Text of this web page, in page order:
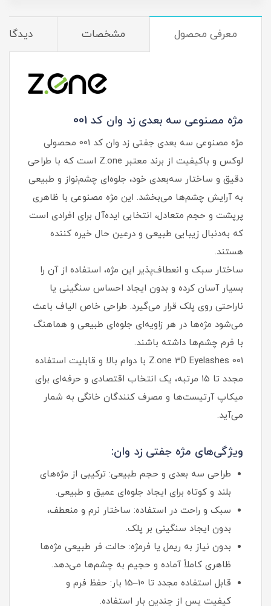
معرفی محصول مشخصات
مژه مصنوعی سه‌ بعدی زد وان کد 001
مژه مصنوعی سه‌ بعدی جفتی زد وان کد 001 محصولی
لوکس و باکیفیت از برند معتبر Z.one است که با طراحی
دقیق و ساختار سه‌بعدی خود، جلوه‌ای چشم‌نواز و طبیعی
به آرایش چشم‌ها می‌بخشد. این مژه مصنوعی با ظاهری
پرپشت و حجم متعادل، انتخابی ایده‌آل برای افرادی است
که به‌دنبال زیبایی طبیعی و درعین‌ حال خیره‌ کننده
هستند.
ساختار سبک و انعطاف‌پذیر این مژه، استفاده از آن را
بسیار آسان کرده و بدون ایجاد احساس سنگینی یا
ناراحتی روی پلک قرار می‌گیرد. طراحی خاص الیاف باعث
می‌شود مژه‌ها در هر زاویه‌ای جلوه‌ای طبیعی و هماهنگ
با فرم چشم‌ها داشته باشند.
Z.one 3D Eyelashes 001 با دوام بالا و قابلیت استفاده
مجدد تا ۱۵ مرتبه، یک انتخاب اقتصادی و حرفه‌ای برای
میکاپ آرتیست‌ها و مصرف‌ کنندگان خانگی به شمار
می‌آید.
ویژگی‌های مژه جفتی زد وان:
طراحی سه‌ بعدی و حجم طبیعی: ترکیبی از مژه‌های
بلند و کوتاه برای ایجاد جلوه‌ای عمیق و طبیعی.
سبک و راحت در استفاده: ساختار نرم و منعطف،
بدون ایجاد سنگینی بر پلک.
بدون نیاز به ریمل یا فرمژه: حالت فر طبیعی مژه‌ها
ظاهری کاملاً آماده و حجیم به چشم‌ها می‌دهد.
قابل استفاده مجدد تا 10–15 بار: حفظ فرم و
کیفیت پس از چندین بار استفاده.